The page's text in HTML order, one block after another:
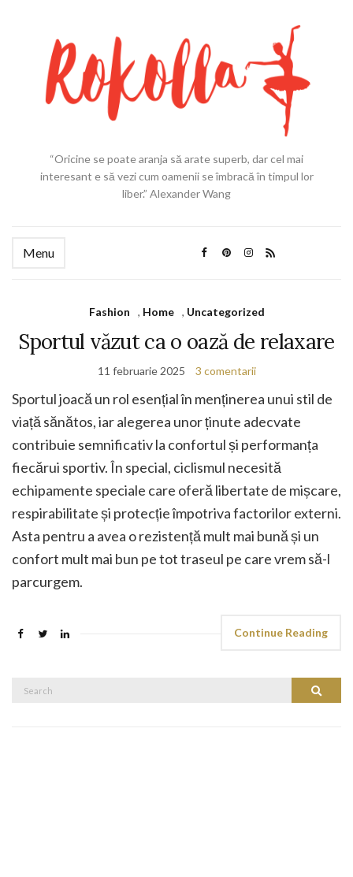
“Oricine se poate aranja să arate superb, dar cel mai
interesant e să vezi cum oamenii se îmbracă în timpul lor
liber.” Alexander Wang
Menu
Fashion , Home , Uncategorized
Sportul văzut ca o oază de relaxare
11 februarie 2025 3 comentarii
Sportul joacă un rol esențial în menținerea unui stil de
viață sănătos, iar alegerea unor ținute adecvate
contribuie semnificativ la confortul și performanța
fiecărui sportiv. În special, ciclismul necesită
echipamente speciale care oferă libertate de mișcare,
respirabilitate și protecție împotriva factorilor externi.
Asta pentru a avea o rezistență mult mai bună și un
confort mult mai bun pe tot traseul pe care vrem să-l
parcurgem.
Continue Reading
Search